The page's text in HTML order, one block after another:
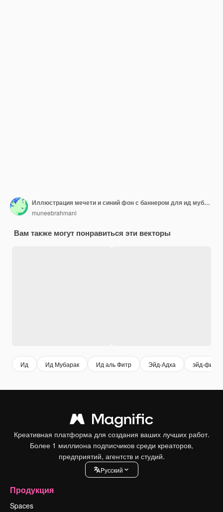
Иллюстрация мечети и синий фон с баннером для ид мубарак.
muneebrahmani
Вам также могут понравиться эти векторы
Ид Ид Мубарак Ид аль Фитр Эйд-Адха эйд-фитр
Креативная платформа для создания ваших лучших работ.
Более 1 миллиона подписчиков среди креаторов,
предприятий, агентств и студий.
Pусский
Продукция
Spaces